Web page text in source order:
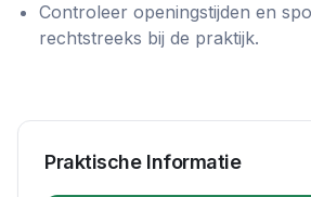
Controleer openingstijden en
rechtstreeks bij de praktijk.
Praktische Informatie